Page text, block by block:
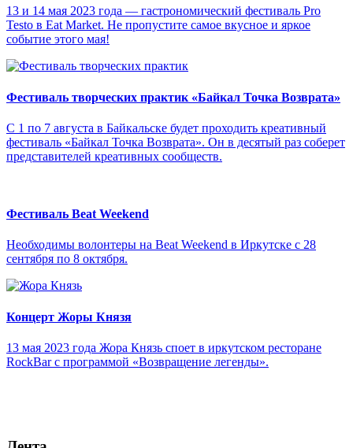
13 и 14 мая 2023 года — гастрономический фестиваль Pro
Testo в Eat Market. Не пропустите самое вкусное и яркое
событие этого мая!
Фестиваль творческих практик «Байкал Точка Возврата»
С 1 по 7 августа в Байкальске будет проходить креативный
фестиваль «Байкал Точка Возврата». Он в десятый раз соберет
представителей креативных сообществ.
Фестиваль Beat Weekend
Необходимы волонтеры на Beat Weekend в Иркутске с 28
сентября по 8 октября.
Концерт Жоры Князя
13 мая 2023 года Жора Князь споет в иркутском ресторане
RockBar с программой «Возвращение легенды».